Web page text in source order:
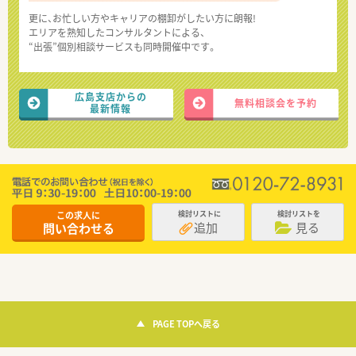
更に、お忙しい方やキャリアの棚卸がしたい方に朗報!
エリアを熟知したコンサルタントによる、
“出張”個別相談サービスも同時開催中です。
広島支店からの
最新情報
無料相談会を予約
この求人に
問い合わせる
検討リストに
追加
検討リストを
見る
PAGE TOPへ戻る